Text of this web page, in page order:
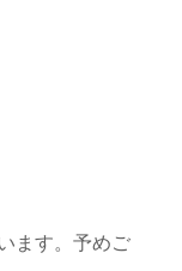
ます。予めご